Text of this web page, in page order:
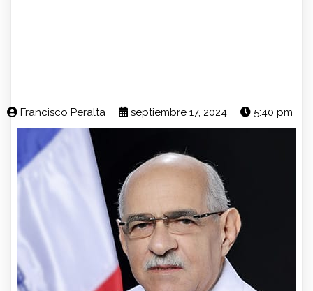
Francisco Peralta septiembre 17, 2024 5:40 pm